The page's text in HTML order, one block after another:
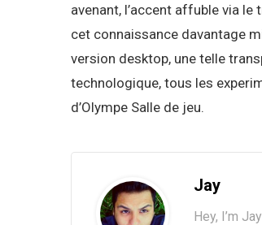
avenant, l’accent affuble via
cet connaissance davantage
version desktop, une telle
technologique, tous les
d’Olympe Salle de jeu.
Jay
Hey, I’m